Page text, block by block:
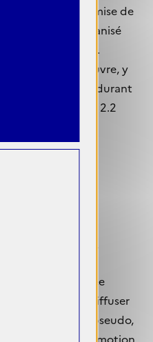
cérémonie de remise de
vernissage organisé
ultérieurement).
déclasser une œuvre, y
des résultats et durant
de l’article 2.2
une exposition
déterminées).
intellectuelle et
sélectionnée
à reproduire et à diffuser
nom et/ou son pseudo,
cadre de la promotion